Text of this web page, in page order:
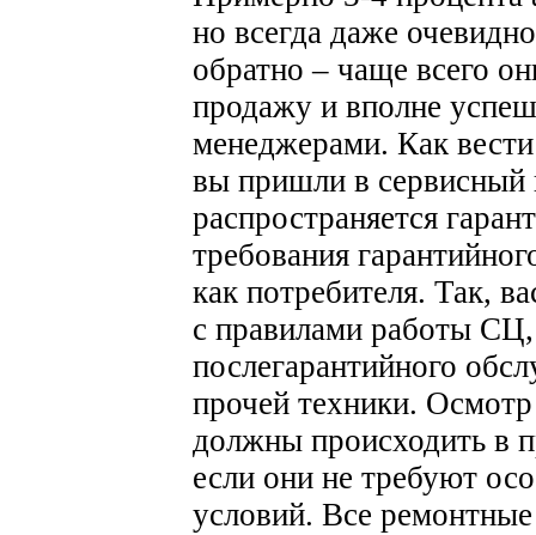
но всегда даже
обратно – чаще всего
продажу и вполне
менеджерами. Как
вы пришли в сервисный
распространяется
требования
как потребителя. Так,
с правилами работы
послегарантийного
прочей техники. Осмотр
должны происходить в
если они не требуют
условий. Все